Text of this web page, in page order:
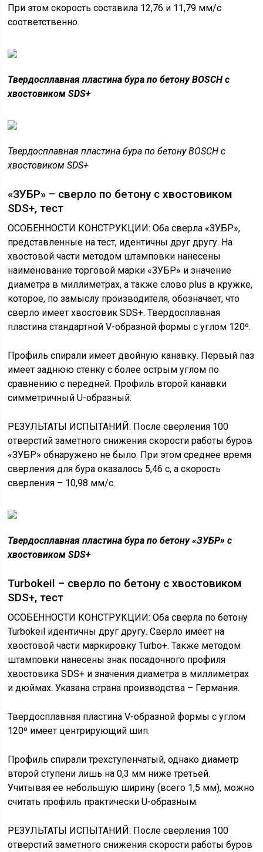
При этом скорость составила 12,76 и 11,79 мм/с
соответственно.
Твердосплавная пластина бура по бетону BOSCH с
хвостовиком SDS+
Твердосплавная пластина бура по бетону BOSCH с
хвостовиком SDS+
«ЗУБР» – сверло по бетону с хвостовиком
SDS+, тест
ОСОБЕННОСТИ КОНСТРУКЦИИ: Оба сверла «ЗУБР»,
представленные на тест, идентичны друг другу. На
хвостовой части методом штамповки нанесены
наименование торговой марки «ЗУБР» и значение
диаметра в миллиметрах, а также слово plus в кружке,
которое, по замыслу производителя, обозначает, что
сверло имеет хвостовик SDS+. Твердосплавная
пластина стандартной V-образной формы с углом 120º.
Профиль спирали имеет двойную канавку. Первый паз
имеет заднюю стенку с более острым углом по
сравнению с передней. Профиль второй канавки
симметричный U-образный.
РЕЗУЛЬТАТЫ ИСПЫТАНИЙ: После сверления 100
отверстий заметного снижения скорости работы буров
«ЗУБР» обнаружено не было. При этом среднее время
сверления для бура оказалось 5,46 с, а скорость
сверления – 10,98 мм/с.
Твердосплавная пластина бура по бетону «ЗУБР» с
хвостовиком SDS+
Turbokeil – сверло по бетону с хвостовиком
SDS+, тест
ОСОБЕННОСТИ КОНСТРУКЦИИ: Оба сверла по бетону
Turbokeil идентичны друг другу. Сверло имеет на
хвостовой части маркировку Тurbo+. Также методом
штамповки нанесены знак посадочного профиля
хвостовика SDS+ и значения диаметра в миллиметрах
и дюймах. Указана страна производства – Германия.
Твердосплавная пластина V-образной формы с углом
120º имеет центрирующий шип.
Профиль спирали трехступенчатый, однако диаметр
второй ступени лишь на 0,3 мм ниже третьей.
Учитывая ее небольшую ширину (всего 1,5 мм), можно
считать профиль практически U-образным.
РЕЗУЛЬТАТЫ ИСПЫТАНИЙ: После сверления 100
отверстий заметного снижения скорости работы буров